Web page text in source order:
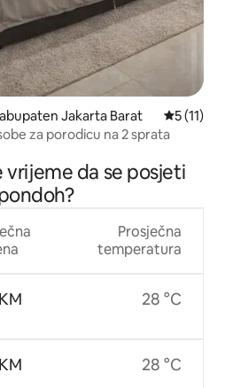
Jakarta Barat
5 (11)
za porodicu na 2 sprata
vrijeme da se posjeti
Prosječna
temperatura
28 °C
28 °C